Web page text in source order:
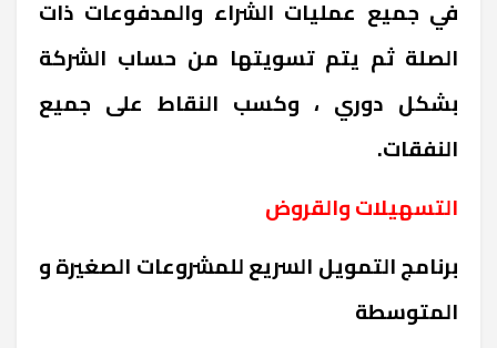
في جميع عمليات الشراء والمدفوعات ذات
الصلة ثم يتم تسويتها من حساب الشركة
بشكل دوري ، وكسب النقاط على جميع
النفقات.
التسهيلات والقروض
برنامج التمويل السريع للمشروعات الصغيرة و
المتوسطة